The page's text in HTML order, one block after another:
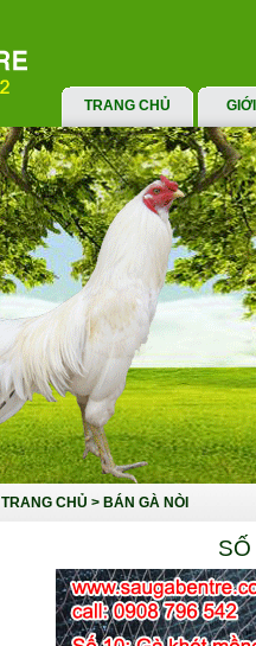
TRANG CHỦ
TRANG CHỦ > BÁN GÀ NÒI